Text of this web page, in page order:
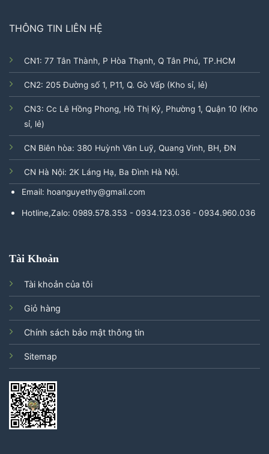
THÔNG TIN LIÊN HỆ
CN1: 77 Tân Thành, P Hòa Thạnh, Q Tân Phú, TP.HCM
CN2: 205 Đường số 1, P11, Q. Gò Vấp (Kho sỉ, lẻ)
CN3: Cc Lê Hồng Phong, Hồ Thị Kỷ, Phường 1, Quận 10 (Kho
sỉ, lẻ)
CN Biên hòa: 380 Huỳnh Văn Luỹ, Quang Vinh, BH, ĐN
CN Hà Nội: 2K Láng Hạ, Ba Đình Hà Nội.
Email: hoanguyethy@gmail.com
Hotline,Zalo: 0989.578.353 - 0934.123.036 - 0934.960.036
Tài Khoản
Tài khoản của tôi
Giỏ hàng
Chính sách bảo mật thông tin
Sitemap